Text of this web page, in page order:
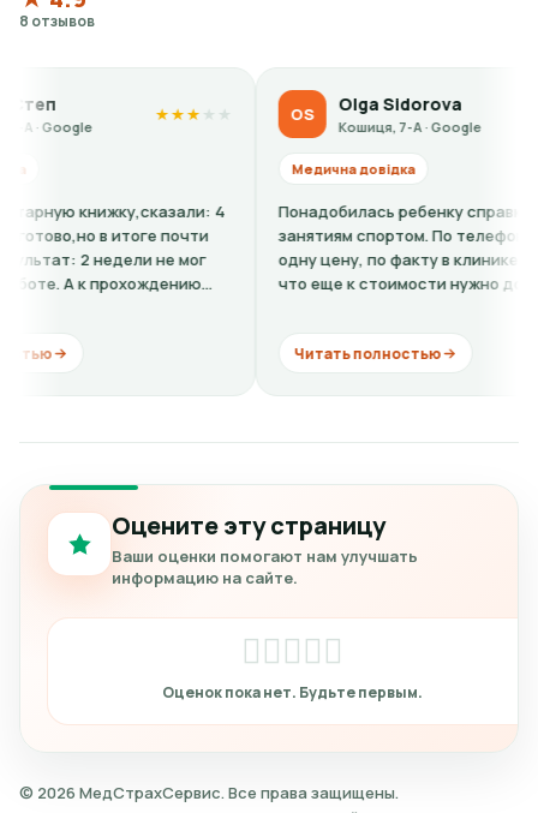
8 отзывов
★
4
итоге почти
не мог
OS Olga Sidorova
Кошиця, 7-А · Google
★★
Медична довідка
Понадобилась ребенку справка-допуск к
занятиям спортом. По телефону говорили
одну цену, по факту в клинике оказалось,
что еще к стоимости нужно добавить
Читать полностью
Оцените эту страницу
Ваши оценки помогают нам улучшать
информацию на сайте.
© 2026 МедСтрахСервис. Все права защищены.